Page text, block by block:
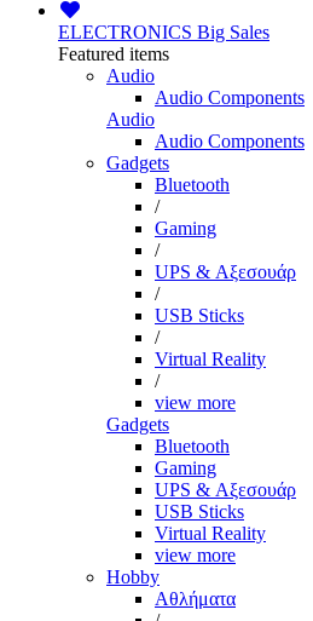
ELECTRONICS Big Sales
Featured items
Audio
Audio Components
Audio
Audio Components
Gadgets
Bluetooth
/
Gaming
/
UPS & Αξεσουάρ
/
USB Sticks
/
Virtual Reality
/
view more
Gadgets
Bluetooth
Gaming
UPS & Αξεσουάρ
USB Sticks
Virtual Reality
view more
Hobby
Αθλήματα